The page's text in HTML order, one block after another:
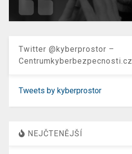
Twitter @kyberprostor –
Centrumkyberbezpecnosti.cz
Tweets by kyberprostor
NEJČTENĚJŠÍ